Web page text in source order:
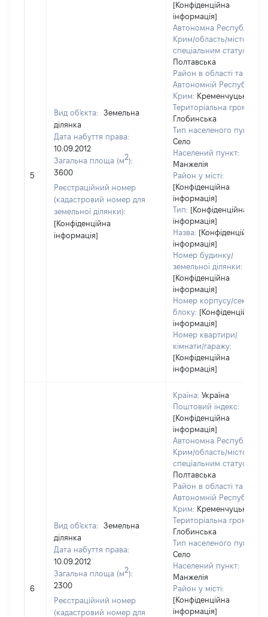
5
Вид об'єкта:
Земельна
ділянка
Дата набуття права:
10.09.2012
Загальна площа (м2):
3600
Реєстраційний номер
(кадастровий номер для
земельної ділянки):
[Конфіденційна
інформація]
[Конфіденційна
інформація]
Автономна Республіка
Крим/область/місто зі
спеціальним статусом:
Полтавська
Район в області та
Автономній Республіці
Крим: Кременчуцький
Територіальна громада:
Глобинська
Тип населеного пункту:
Село
Населений пункт:
Манжелія
Район у місті:
[Конфіденційна
інформація]
Тип: [Конфіденційна
інформація]
Назва: [Конфіденційна
інформація]
Номер будинку/
земельної ділянки:
[Конфіденційна
інформація]
Номер корпусу/секції/
блоку: [Конфіденційна
інформація]
Номер квартири/
кімнати/гаражу:
[Конфіденційна
інформація]
6
Вид об'єкта:
Земельна
ділянка
Дата набуття права:
10.09.2012
Загальна площа (м2):
2300
Реєстраційний номер
(кадастровий номер для
Країна: Україна
Поштовий індекс:
[Конфіденційна
інформація]
Автономна Республіка
Крим/область/місто зі
спеціальним статусом:
Полтавська
Район в області та
Автономній Республіці
Крим: Кременчуцький
Територіальна громада:
Глобинська
Тип населеного пункту:
Село
Населений пункт:
Манжелія
Район у місті:
[Конфіденційна
інформація]